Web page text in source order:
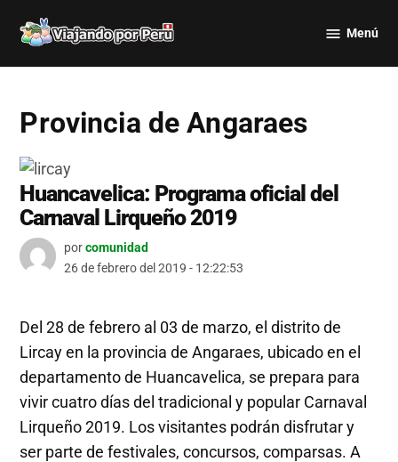
por Perú
Menú
Provincia de Angaraes
Huancavelica: Programa oficial del
Carnaval Lirqueño 2019
porcomunidad
26 de febrero del 2019 - 12:22:53
Del 28 de febrero al 03 de marzo, el distrito de
Lircay en la provincia de Angaraes, ubicado en el
departamento de Huancavelica, se prepara para
vivir cuatro días del tradicional y popular Carnaval
Lirqueño 2019. Los visitantes podrán disfrutar y
ser parte de festivales, concursos, comparsas. A